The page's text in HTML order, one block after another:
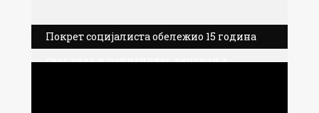
Покрет социјалиста обележио 15 година
свог рада и политичког деловања